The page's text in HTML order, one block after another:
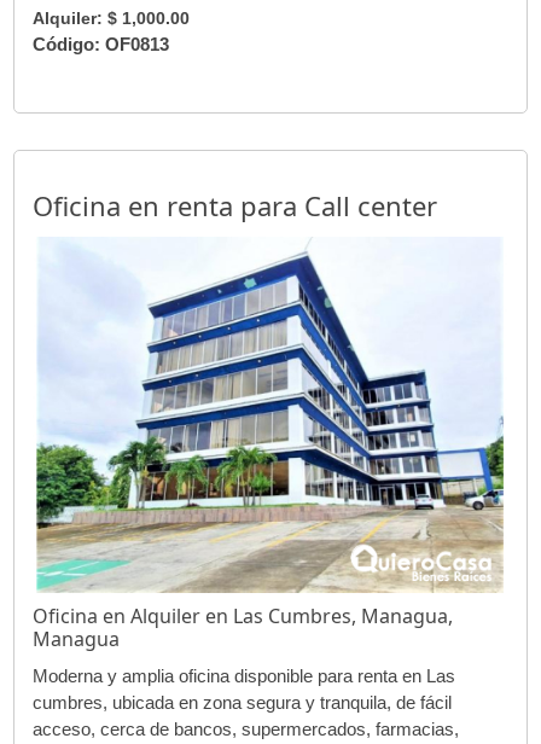
Alquiler: $ 1,000.00
Código: OF0813
Oficina en renta para Call center
Oficina en Alquiler en Las Cumbres, Managua,
Managua
Moderna y amplia oficina disponible para renta en Las
cumbres, ubicada en zona segura y tranquila, de fácil
acceso, cerca de bancos, supermercados, farmacias,